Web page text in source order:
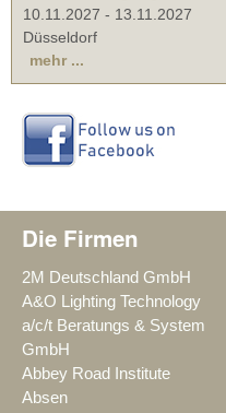
10.11.2027 - 13.11.2027
Düsseldorf
mehr ...
Die Firmen
2M Deutschland GmbH
A&O Lighting Technology
a/c/t Beratungs & System
GmbH
Abbey Road Institute
Absen